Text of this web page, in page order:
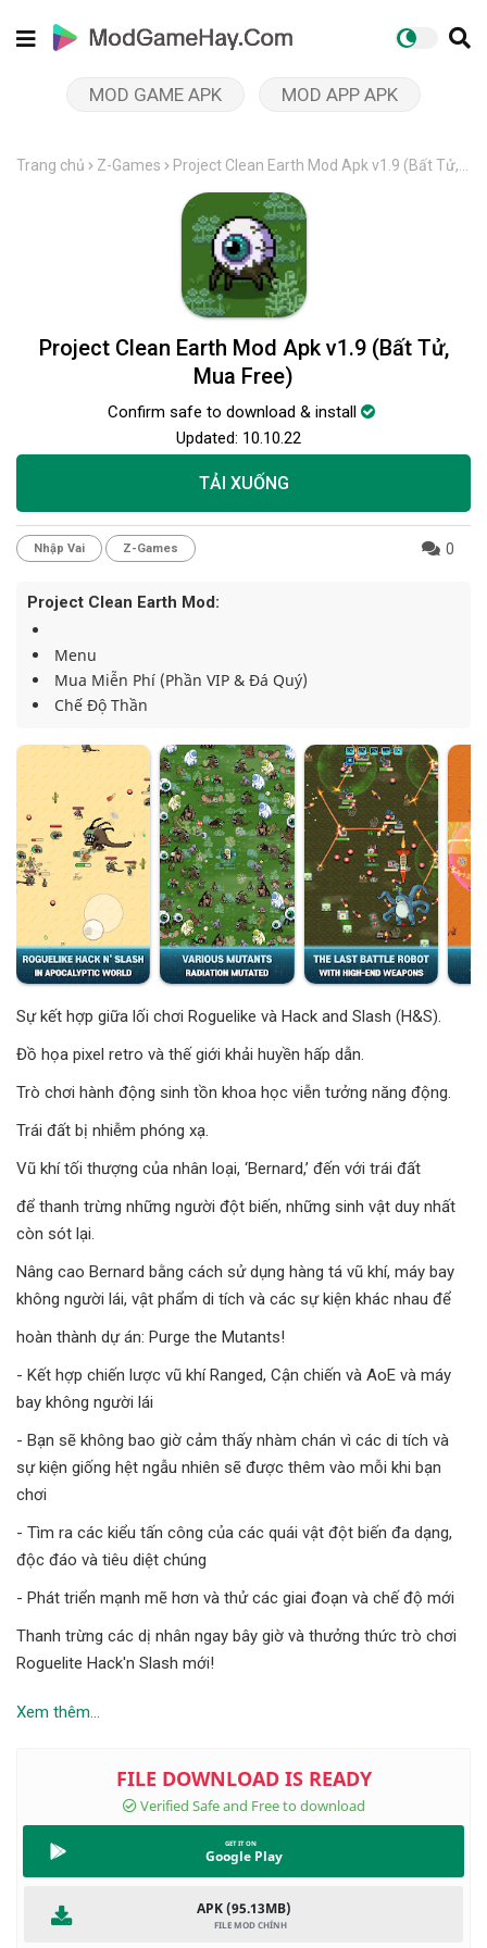
MOD GAME APK MOD APP APK
Trang chủ Z-Games
Project Clean Earth Mod Apk v1.9 (Bất Tử,
Project Clean Earth Mod Apk v1.9 (Bất Tử,
Mua Free)
Confirm safe to download & install
Updated: 10.10.22
TẢI XUỐNG
Nhập Vai Z-Games 0
Project Clean Earth Mod:
Menu
Mua Miễn Phí (Phần VIP & Đá Quý)
Chế Độ Thần
Sự kết hợp giữa lối chơi Roguelike và Hack and Slash (H&S).
Đồ họa pixel retro và thế giới khải huyền hấp dẫn.
Trò chơi hành động sinh tồn khoa học viễn tưởng năng động.
Trái đất bị nhiễm phóng xạ.
Vũ khí tối thượng của nhân loại, ‘Bernard,’ đến với trái đất
để thanh trừng những người đột biến, những sinh vật duy nhất
còn sót lại.
Nâng cao Bernard bằng cách sử dụng hàng tá vũ khí, máy bay
không người lái, vật phẩm di tích và các sự kiện khác nhau để
hoàn thành dự án: Purge the Mutants!
- Kết hợp chiến lược vũ khí Ranged, Cận chiến và AoE và máy
bay không người lái
- Bạn sẽ không bao giờ cảm thấy nhàm chán vì các di tích và
sự kiện giống hệt ngẫu nhiên sẽ được thêm vào mỗi khi bạn
chơi
- Tìm ra các kiểu tấn công của các quái vật đột biến đa dạng,
độc đáo và tiêu diệt chúng
- Phát triển mạnh mẽ hơn và thử các giai đoạn và chế độ mới
Thanh trừng các dị nhân ngay bây giờ và thưởng thức trò chơi
Roguelite Hack'n Slash mới!
Xem thêm...
Google Play
APK (95.13MB)